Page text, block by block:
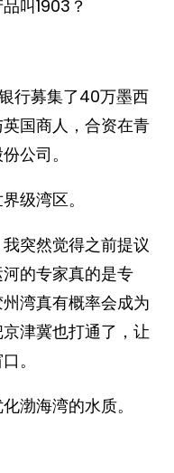
叫1903？
行募集了40万墨西
国商人，合资在青
公司。
级湾区。
突然觉得之前提议
的专家真的是专
湾真有概率会成为
津冀也打通了，让
。
渤海湾的水质。